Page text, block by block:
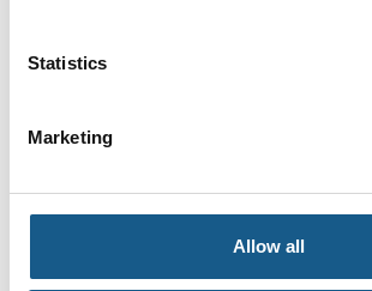
Statistics
Marketing
Allow all